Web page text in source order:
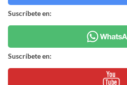
Suscríbete en:
Suscríbete en: